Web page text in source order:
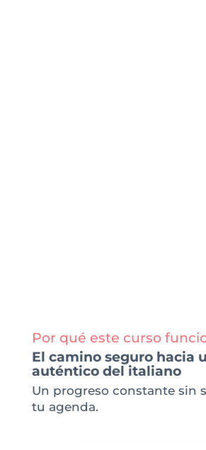
Por qué este curso
El camino seguro hacia
auténtico del italiano
Un progreso constante sin
tu agenda.